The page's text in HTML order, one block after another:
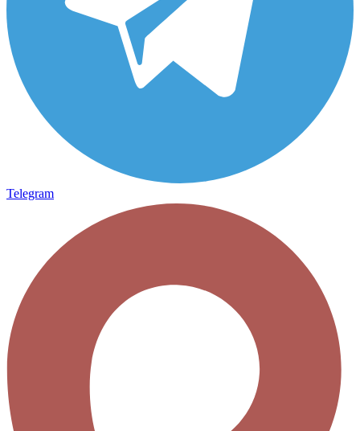
Telegram